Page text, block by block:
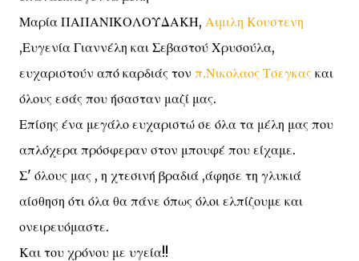
Μαρία ΠΑΠΑΝΙΚΟΛΟΥΔΑΚΗ, Αιμιλη Κουστενη
,Ευγενία Γιαννέλη και Σεβαστού Χρυσούλα,
ευχαριστούν από καρδιάς τον π.Νικολαος Τσεγκας και
όλους εσάς που ήσασταν μαζί μας.
Επίσης ένα μεγάλο ευχαριστώ σε όλα τα μέλη μας που
απλόχερα πρόσφεραν στον μπουφέ που είχαμε.
Σ' όλους μας , η χτεσινή βραδιά ,άφησε τη γλυκιά
αίσθηση ότι όλα θα πάνε όπως όλοι ελπίζουμε και
ονειρευόμαστε.
Και του χρόνου με υγεία!!